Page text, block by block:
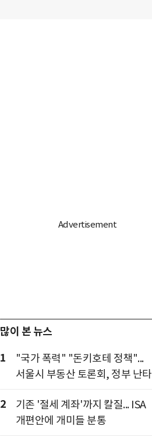
많이 본 뉴스
1
"국가 폭력" "돈키호테 정책"...
서울시 부동산 토론회, 정부 난타
2
기존 '절세 계좌'까지 칼질... ISA
개편안에 개미들 분통